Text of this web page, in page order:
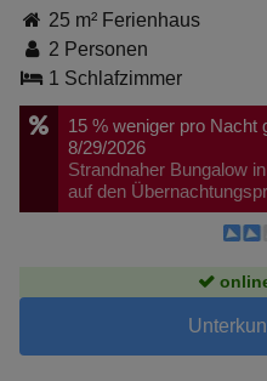
25 m² Ferienhaus
2 Personen
1 Schlafzimmer
15 % weniger pro Nacht
8/29/2026
Strandnaher Bungalow
auf den